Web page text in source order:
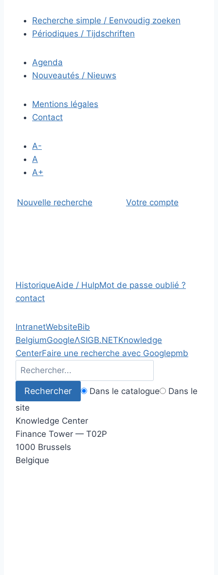
Recherche simple / Eenvoudig zoeken
Périodiques / Tijdschriften
Agenda
Nouveautés / Nieuws
Mentions légales
Contact
A-
A
A+
Nouvelle recherche Votre compte
HistoriqueAide / HulpMot de passe oublié ?
contact
IntranetWebsiteBib
BelgiumGoogleΛSIGB.NETKnowledge
CenterFaire une recherche avec Googlepmb
Dans le catalogue
Dans le
site
Knowledge Center
Finance Tower — T02P
1000 Brussels
Belgique